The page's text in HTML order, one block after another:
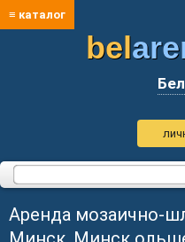
≡ каталог
bel
Аренда мозаично-